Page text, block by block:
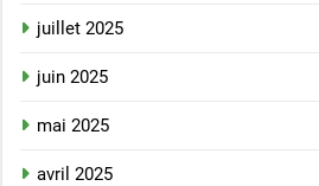
juillet 2025
juin 2025
mai 2025
avril 2025